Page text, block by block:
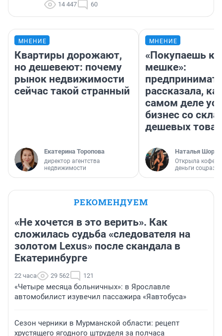
14 447 60
МНЕНИЕ
Квартиры дорожают,
но дешевеют: почему
рынок недвижимости
сейчас такой странный
Екатерина Торопова
директор агентства
недвижимости
МНЕНИЕ
«Покупаешь
мешке»:
рассказала,
самом деле
бизнес со
дешевых
Наталья
Открыла
деньги
РЕКОМЕНДУЕМ
«Не хочется в это верить». Как
сложилась судьба «следователя на
золотом Lexus» после скандала в
Екатеринбурге
22 часа 29 562 121
«Четыре месяца больничных»: в Ярославле
автомобилист изувечил пассажира «Яавтобуса»
Сезон черники в Мурманской области: рецепт
хрустящего ягодного штруделя за полчаса